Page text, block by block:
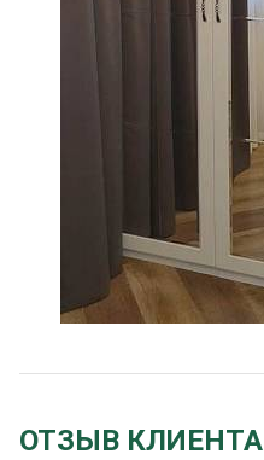
ОТЗЫВ КЛИЕНТА